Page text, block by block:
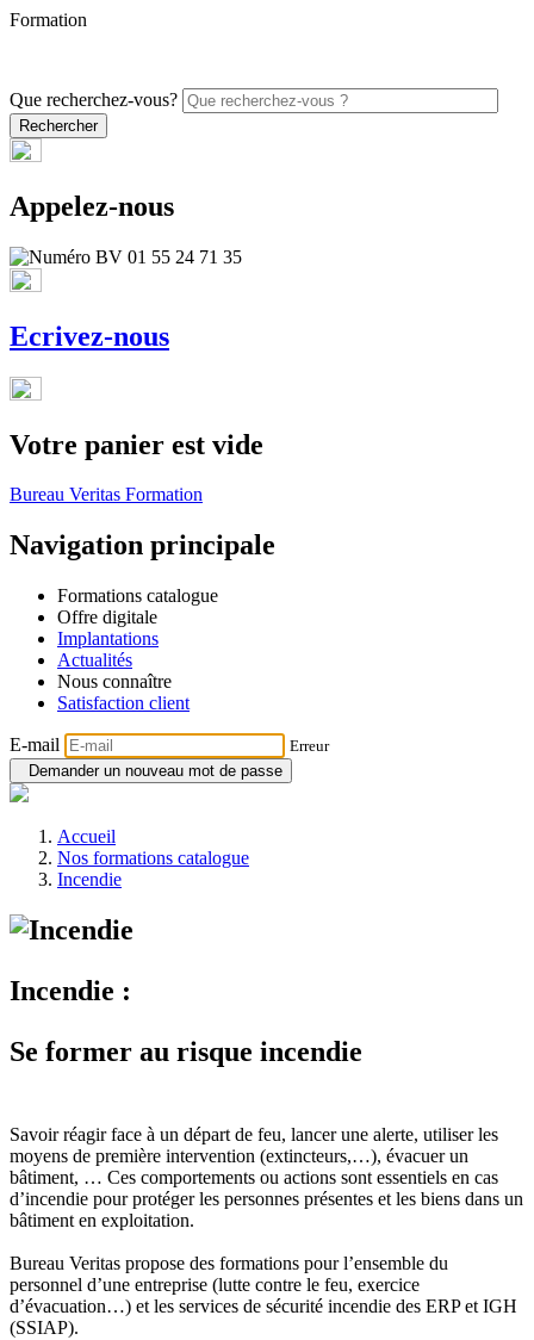
Formation
Que recherchez-vous?
Appelez-nous
Ecrivez-nous
Votre panier est vide
Bureau Veritas Formation
Navigation principale
Formations catalogue
Offre digitale
Implantations
Actualités
Nous connaître
Satisfaction client
E-mail
Erreur
Demander un nouveau mot de passe
Accueil
Nos formations catalogue
Incendie
Incendie :
Se former au risque incendie
Savoir réagir face à un départ de feu, lancer une alerte, utiliser les
moyens de première intervention (extincteurs,…), évacuer un
bâtiment, … Ces comportements ou actions sont essentiels en cas
d’incendie pour protéger les personnes présentes et les biens dans un
bâtiment en exploitation.
Bureau Veritas propose des formations pour l’ensemble du
personnel d’une entreprise (lutte contre le feu, exercice
d’évacuation…) et les services de sécurité incendie des ERP et IGH
(SSIAP).